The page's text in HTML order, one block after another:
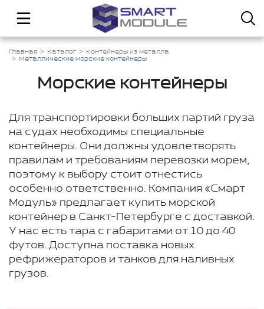
Главная Каталог
Контейнеры из металла
Металлические морские контейнеры
Морские контейнеры
Для транспортировки больших партий груза
на судах необходимы специальные
контейнеры. Они должны удовлетворять
правилам и требованиям перевозки морем,
поэтому к выбору стоит отнестись
особенно ответственно. Компания «Смарт
Модуль» предлагает купить морской
контейнер в Санкт-Петербурге с доставкой.
У нас есть тара с габаритами от 10 до 40
футов. Доступна поставка новых
рефрижераторов и танков для наливных
грузов.